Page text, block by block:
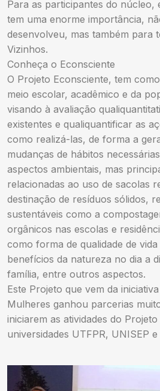
Para as participantes do núcleo,
tem uma enorme importância,
desenvolveu, mas também para
Vizinhos.
Conheça o Econsciente
O Projeto Econsciente, tem
meio escolar, acadêmico e da
visando à avaliação
existentes e qualiquantificar as
como realizá-las, de forma a
mudanças de hábitos
aspectos ambientais, mas
relacionadas ao uso de sacolas
destinação de resíduos sólidos,
sustentáveis como a
orgânicos nas escolas e
como forma de qualidade de
benefícios da natureza no dia a
família, entre outros aspectos.
Este Projeto que vem da
Mulheres ganhou parcerias
iniciarem as atividades do
universidades UTFPR, UNISEP e